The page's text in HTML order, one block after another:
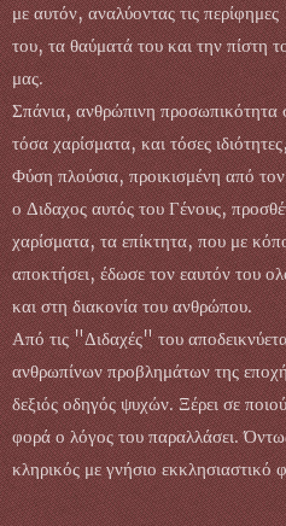
με αυτόν, αναλύοντας τις
του, τα θαύματά του και την πίστη
μας.
Σπάνια, ανθρώπινη προσωπικότητα
τόσα χαρίσματα, και τόσες
Φύση πλούσια, προικισμένη από
ο Διδαχος αυτός του Γένους,
χαρίσματα, τα επίκτητα, που με
αποκτήσει, έδωσε τον εαυτόν του
και στη διακονία του ανθρώπου.
Από τις "Διδαχές" του
ανθρωπίνων προβλημάτων της
δεξιός οδηγός ψυχών. Ξέρει σε
φορά ο λόγος του παραλλάσει.
κληρικός με γνήσιο εκκλησιαστικό